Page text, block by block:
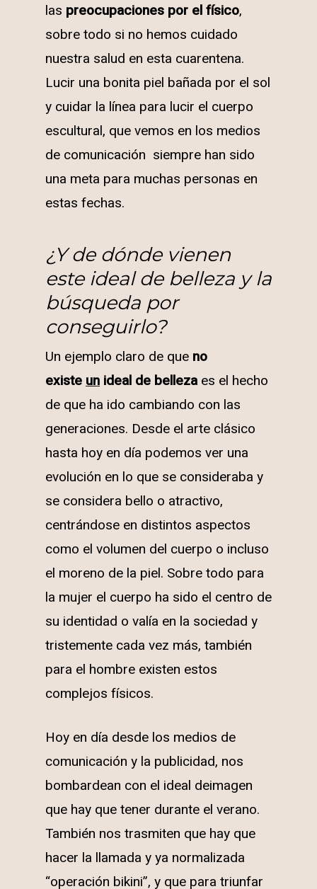
las preocupaciones por el físico,
sobre todo si no hemos cuidado
nuestra salud en esta cuarentena.
Lucir una bonita piel bañada por el sol
y cuidar la línea para lucir el cuerpo
escultural, que vemos en los medios
de comunicación siempre han sido
una meta para muchas personas en
estas fechas.
¿Y de dónde vienen
este ideal de belleza y la
búsqueda por
conseguirlo?
Un ejemplo claro de que no
existe un ideal de bellezaes el hecho
de que ha ido cambiando con las
generaciones. Desde el arte clásico
hasta hoy en día podemos ver una
evolución en lo que se consideraba y
se considera bello o atractivo,
centrándose en distintos aspectos
como el volumen del cuerpo o incluso
el moreno de la piel. Sobre todo para
la mujer el cuerpo ha sido el centro de
su identidad o valía en la sociedad y
tristemente cada vez más, también
para el hombre existen estos
complejos físicos.
Hoy en día desde los medios de
comunicación y la publicidad, nos
bombardean con el ideal deimagen
que hay que tener durante el verano.
También nos trasmiten que hay que
hacer la llamada y ya normalizada
“operación bikini”, y que para triunfar